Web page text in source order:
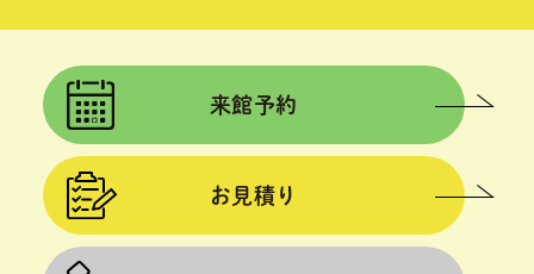
来館予約
お見積り